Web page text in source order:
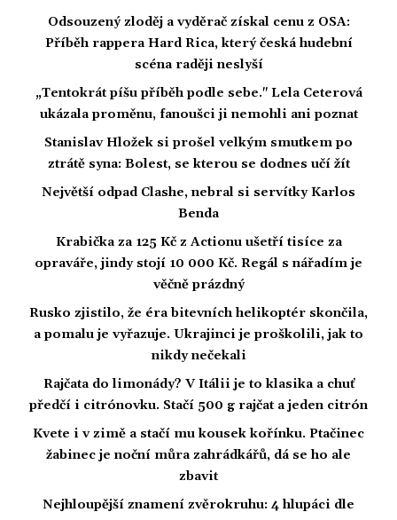
Odsouzený zloděj a vyděrač získal cenu z OSA:
Příběh rappera Hard Rica, který česká hudební
scéna raději neslyší
„Tentokrát píšu příběh podle sebe." Lela Ceterová
ukázala proměnu, fanoušci ji nemohli ani poznat
Stanislav Hložek si prošel velkým smutkem po
ztrátě syna: Bolest, se kterou se dodnes učí žít
Největší odpad Clashe, nebral si servítky Karlos
Benda
Krabička za 125 Kč z Actionu ušetří tisíce za
opraváře, jindy stojí 10 000 Kč. Regál s nářadím je
věčně prázdný
Rusko zjistilo, že éra bitevních helikoptér skončila,
a pomalu je vyřazuje. Ukrajinci je proškolili, jak to
nikdy nečekali
Rajčata do limonády? V Itálii je to klasika a chuť
předčí i citrónovku. Stačí 500 g rajčat a jeden citrón
Kvete i v zimě a stačí mu kousek kořínku. Ptačinec
žabinec je noční můra zahrádkářů, dá se ho ale
zbavit
Nejhloupější znamení zvěrokruhu: 4 hlupáci dle